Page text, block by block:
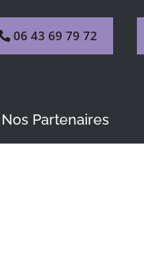
06 43 69 79 72
Nos Partenaires